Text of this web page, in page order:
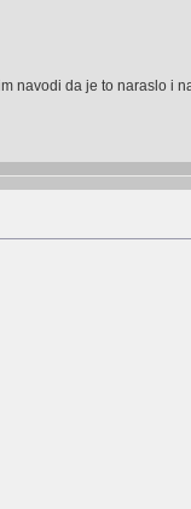
navodi da je to naraslo i